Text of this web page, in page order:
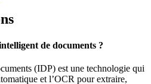
de documents ?
(IDP) est une technologie qui
et l’OCR pour extraire,